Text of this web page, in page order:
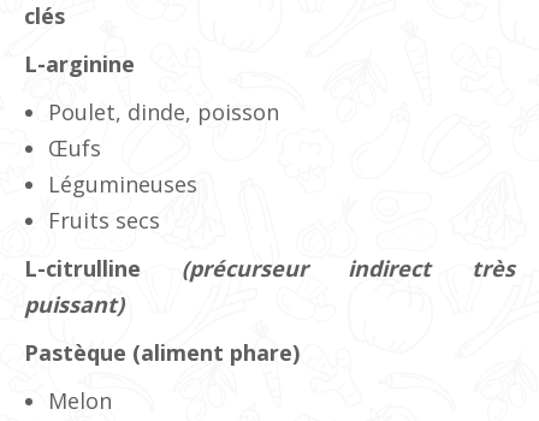
clés
L-arginine
Poulet, dinde, poisson
Œufs
Légumineuses
Fruits secs
L-citrulline (précurseur indirect très
puissant)
Pastèque (aliment phare)
Melon